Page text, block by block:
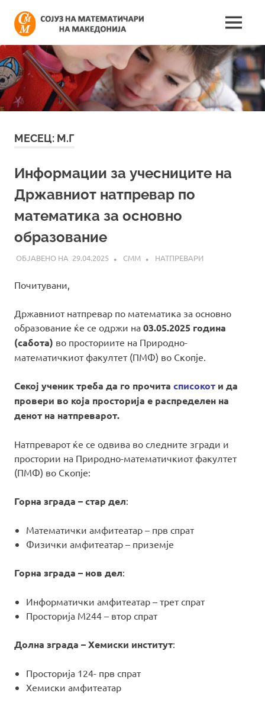
content
на
на
информации
поврзани
со
работата
на
MENU
МЕСЕЦ: М.Г
Информации за учесниците на
Државниот натпревар по
математика за основно
образование
29.04.2025 СММ НАТПРЕВАРИ
Почитувани,
Државниот натпревар по математика за основно
образование ќе се одржи на 03.05.2025 година
(сабота) во просториите на Природно-
математичкиот факултет (ПМФ) во Скопје.
Секој ученик треба да го прочита списокот и да
провери во која просторија е распределен на
денот на натпреварот.
Натпреварот ќе се одвива во следните згради и
простории на Природно-математичкиот факултет
(ПМФ) во Скопје:
Горна зграда – стар дел:
Математички амфитеатар – прв спрат
Физички амфитеатар – приземје
Горна зграда – нов дел:
Информатички амфитеатар – трет спрат
Просторија М244 – втор спрат
Долна зграда – Хемиски институт:
Просторија 124- прв спрат
Хемиски амфитеатар